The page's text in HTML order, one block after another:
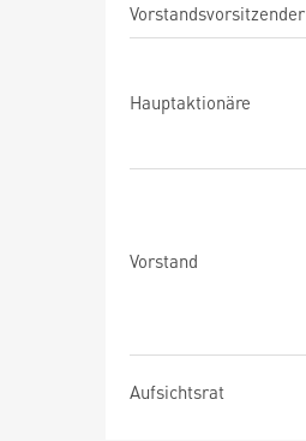
Vorstandsvorsitzender
Hauptaktionäre
Vorstand
Aufsichtsrat